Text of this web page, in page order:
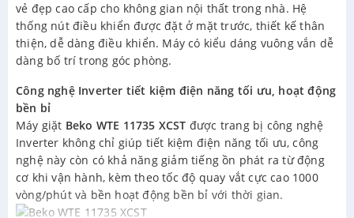
vẻ đẹp cao cấp cho không gian nội thất trong nhà. Hệ
thống nút điều khiển được đặt ở mặt trước, thiết kế thân
thiện, dễ dàng điều khiển. Máy có kiểu dáng vuông vắn dễ
dàng bố trí trong góc phòng.
Công nghệ Inverter tiết kiệm điện năng tối ưu, hoạt động
bền bỉ
Máy giặt Beko WTE 11735 XCST được trang bị công nghệ
Inverter không chỉ giúp tiết kiệm điện năng tối ưu, công
nghệ này còn có khả năng giảm tiếng ồn phát ra từ động
cơ khi vận hành, kèm theo tốc độ quay vắt cực cao 1000
vòng/phút và bền hoạt động bền bỉ với thời gian.